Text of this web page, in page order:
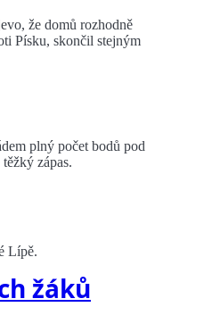
že domů rozhodně
Písku, skončil stejným
plný počet bodů pod
zápas.
Lípě.
žáků